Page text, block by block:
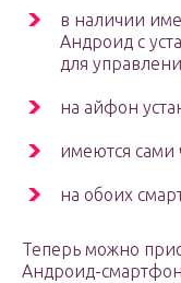
в наличии
Андроид с
для
на айфон
имеются
на обоих
Теперь можно
Андроид-